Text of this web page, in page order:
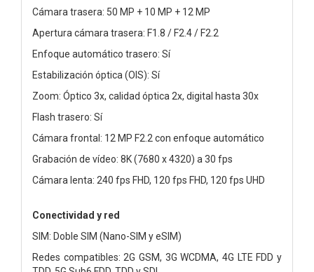
Cámara trasera: 50 MP + 10 MP + 12 MP
Apertura cámara trasera: F1.8 / F2.4 / F2.2
Enfoque automático trasero: Sí
Estabilización óptica (OIS): Sí
Zoom: Óptico 3x, calidad óptica 2x, digital hasta 30x
Flash trasero: Sí
Cámara frontal: 12 MP F2.2 con enfoque automático
Grabación de vídeo: 8K (7680 x 4320) a 30 fps
Cámara lenta: 240 fps FHD, 120 fps FHD, 120 fps UHD
Conectividad y red
SIM: Doble SIM (Nano-SIM y eSIM)
Redes compatibles: 2G GSM, 3G WCDMA, 4G LTE FDD y